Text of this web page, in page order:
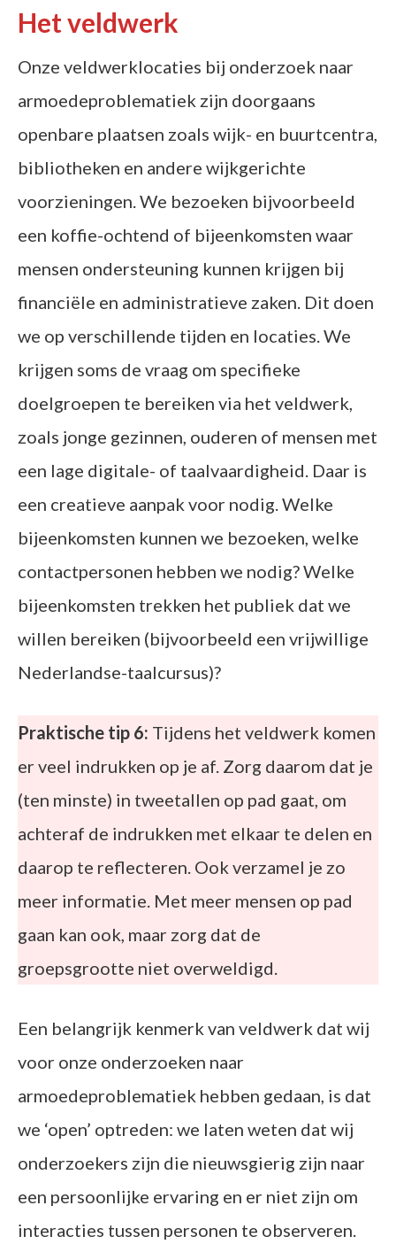
Het veldwerk
Onze veldwerklocaties bij onderzoek naar
armoedeproblematiek zijn doorgaans
openbare plaatsen zoals wijk- en buurtcentra,
bibliotheken en andere wijkgerichte
voorzieningen. We bezoeken bijvoorbeeld
een koffie-ochtend of bijeenkomsten waar
mensen ondersteuning kunnen krijgen bij
financiële en administratieve zaken. Dit doen
we op verschillende tijden en locaties. We
krijgen soms de vraag om specifieke
doelgroepen te bereiken via het veldwerk,
zoals jonge gezinnen, ouderen of mensen met
een lage digitale- of taalvaardigheid. Daar is
een creatieve aanpak voor nodig. Welke
bijeenkomsten kunnen we bezoeken, welke
contactpersonen hebben we nodig? Welke
bijeenkomsten trekken het publiek dat we
willen bereiken (bijvoorbeeld een vrijwillige
Nederlandse-taalcursus)?
Praktische tip 6: Tijdens het veldwerk komen
er veel indrukken op je af. Zorg daarom dat je
(ten minste) in tweetallen op pad gaat, om
achteraf de indrukken met elkaar te delen en
daarop te reflecteren. Ook verzamel je zo
meer informatie. Met meer mensen op pad
gaan kan ook, maar zorg dat de
groepsgrootte niet overweldigd.
Een belangrijk kenmerk van veldwerk dat wij
voor onze onderzoeken naar
armoedeproblematiek hebben gedaan, is dat
we ‘open’ optreden: we laten weten dat wij
onderzoekers zijn die nieuwsgierig zijn naar
een persoonlijke ervaring en er niet zijn om
interacties tussen personen te observeren.